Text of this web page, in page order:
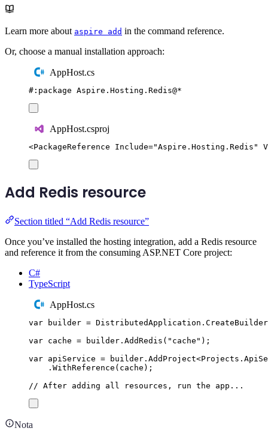
Learn more about aspire add in the command reference.
Or, choose a manual installation approach:
AppHost.cs
#: package Aspire . Hosting . Redis@*
AppHost.csproj
<PackageReference Include="Aspire.Hosting.Redis "
Add Redis resource
Section titled “Add Redis resource”
Once you’ve installed the hosting integration, add a Redis resource
and reference it from the consuming ASP.NET Core project:
C#
TypeScript
AppHost.cs
var builder = DistributedApplication . CreateBuilder
var cache = builder . AddRedis ( " cache " );
var apiService = builder . AddProject<Projects .
. WithReference ( cache );
// After adding all resources, run the app...
Nota